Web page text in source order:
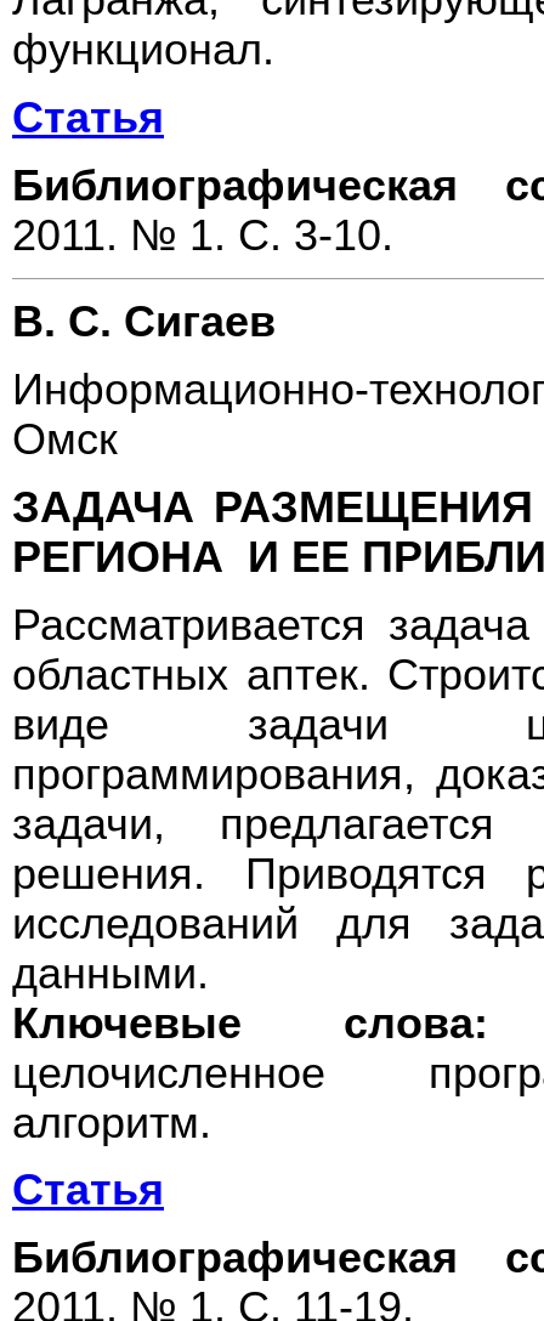
функционал.
Статья
Библиографическая
2011. № 1. С. 3-10.
В. С. Сигаев
Информационно-
Омск
ЗАДАЧА
РЕГИОНА И ЕЕ
Рассматривается
областных аптек.
виде задачи
программирования,
задачи,
решения. Приводятся
исследований для
данными.
Ключевые слова:
целочисленное
алгоритм.
Статья
Библиографическая
2011. № 1. С. 11-19.